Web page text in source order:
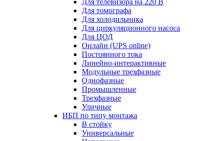
Для телевизора на 220 В
Для томографа
Для холодильника
Для циркуляционного насоса
Для ЦОД
Онлайн (UPS online)
Постоянного тока
Линейно-интерактивные
Модульные трехфазные
Однофазные
Промышленные
Трехфазные
Уличные
ИБП по типу монтажа
В стойку
Универсальные